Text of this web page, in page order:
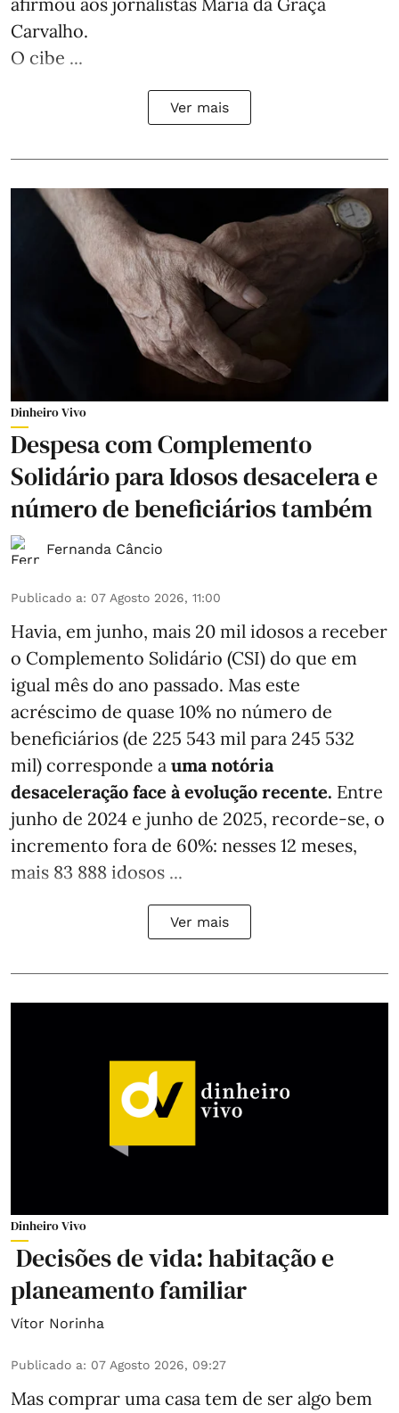
Carvalho.
O cibe ...
Ver mais
Dinheiro Vivo
Despesa com Complemento
Solidário para Idosos desacelera e
número de beneficiários também
Fernanda Câncio
Publicado a: 07 Agosto 2026, 11:00
Havia, em junho, mais 20 mil idosos a receber
o Complemento Solidário (CSI) do que em
igual mês do ano passado. Mas este
acréscimo de quase 10% no número de
beneficiários (de 225 543 mil para 245 532
mil) corresponde a uma notória
desaceleração face à evolução recente. Entre
junho de 2024 e junho de 2025, recorde-se, o
incremento fora de 60%: nesses 12 meses,
mais 83 888 idosos ...
Ver mais
Dinheiro Vivo
Decisões de vida: habitação e
planeamento familiar
Vítor Norinha
Publicado a: 07 Agosto 2026, 09:27
Mas comprar uma casa tem de ser algo bem